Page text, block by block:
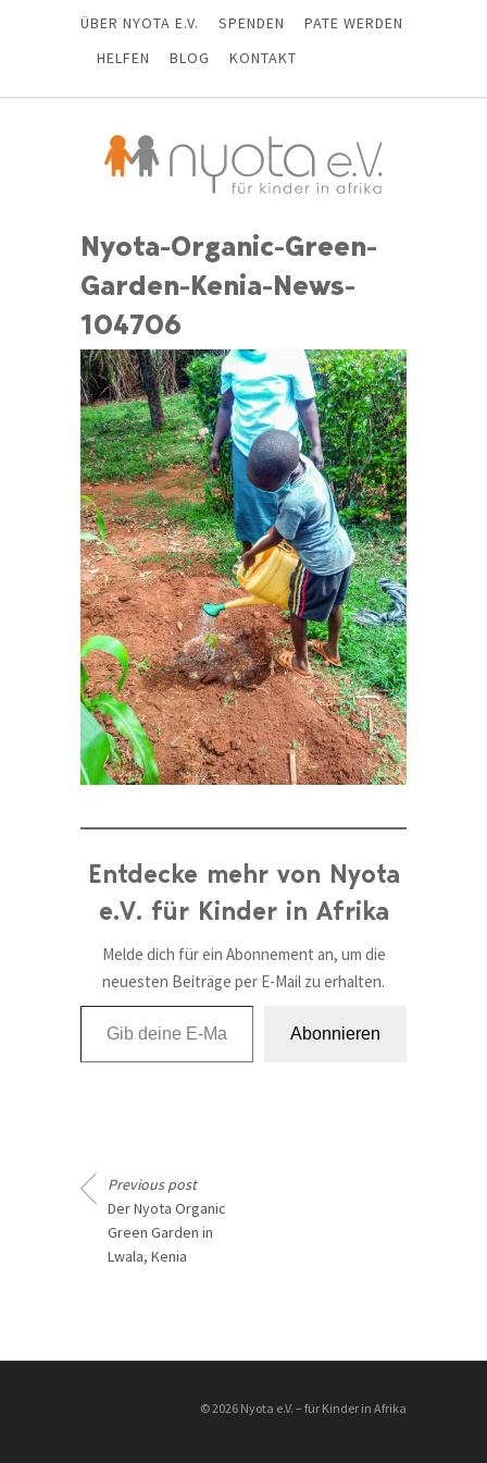
ÜBER NYOTA E.V. SPENDEN
PATE WERDEN
HELFEN
BLOG KONTAKT
Nyota-Organic-Green-
Garden-Kenia-News-
104706
Entdecke mehr von Nyota
e.V. für Kinder in Afrika
Melde dich für ein Abonnement an, um die
neuesten Beiträge per E-Mail zu erhalten.
Gib deine E-Mail-Adresse ein ...
Abonnieren
Previous post
Der Nyota Organic
Green Garden in
Lwala, Kenia
© 2026 Nyota e.V. – für Kinder in Afrika